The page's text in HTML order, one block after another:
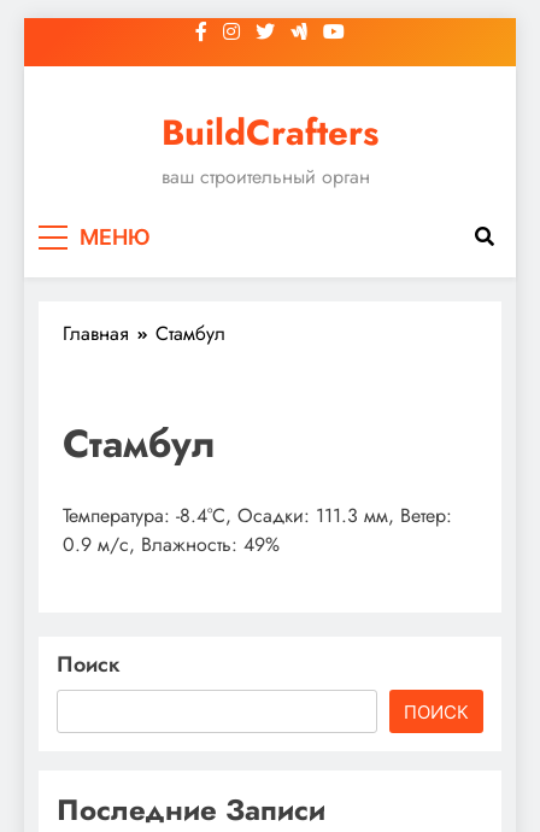
к
BuildCrafters
ваш строительный орган
МЕНЮ
Главная Стамбул
Стамбул
Температура: -8.4°C, Осадки: 111.3 мм, Ветер:
0.9 м/с, Влажность: 49%
Поиск
ПОИСК
Последние Записи